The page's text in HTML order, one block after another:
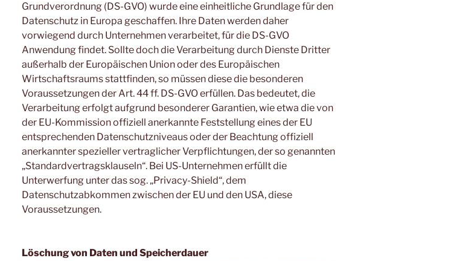
Grundverordnung (DS-GVO) wurde eine einheitliche Grundlage für den
Datenschutz in Europa geschaffen. Ihre Daten werden daher
vorwiegend durch Unternehmen verarbeitet, für die DS-GVO
Anwendung findet. Sollte doch die Verarbeitung durch Dienste Dritter
außerhalb der Europäischen Union oder des Europäischen
Wirtschaftsraums stattfinden, so müssen diese die besonderen
Voraussetzungen der Art. 44 ff. DS-GVO erfüllen. Das bedeutet, die
Verarbeitung erfolgt aufgrund besonderer Garantien, wie etwa die von
der EU-Kommission offiziell anerkannte Feststellung eines der EU
entsprechenden Datenschutzniveaus oder der Beachtung offiziell
anerkannter spezieller vertraglicher Verpflichtungen, der so genannten
„Standardvertragsklauseln“. Bei US-Unternehmen erfüllt die
Unterwerfung unter das sog. „Privacy-Shield“, dem
Datenschutzabkommen zwischen der EU und den USA, diese
Voraussetzungen.
Löschung von Daten und Speicherdauer